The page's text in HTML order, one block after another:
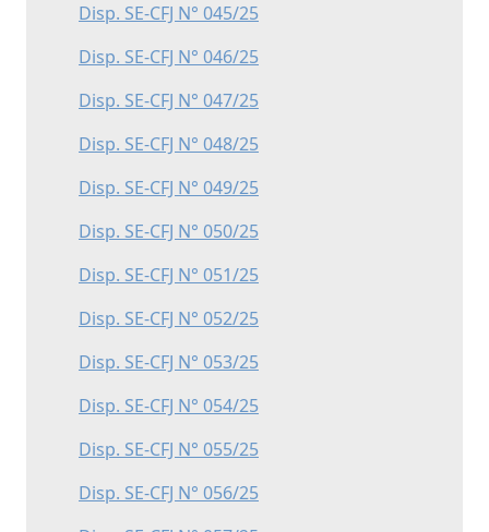
Disp. SE-CFJ N° 045/25
Disp. SE-CFJ N° 046/25
Disp. SE-CFJ N° 047/25
Disp. SE-CFJ N° 048/25
Disp. SE-CFJ N° 049/25
Disp. SE-CFJ N° 050/25
Disp. SE-CFJ N° 051/25
Disp. SE-CFJ N° 052/25
Disp. SE-CFJ N° 053/25
Disp. SE-CFJ N° 054/25
Disp. SE-CFJ N° 055/25
Disp. SE-CFJ N° 056/25